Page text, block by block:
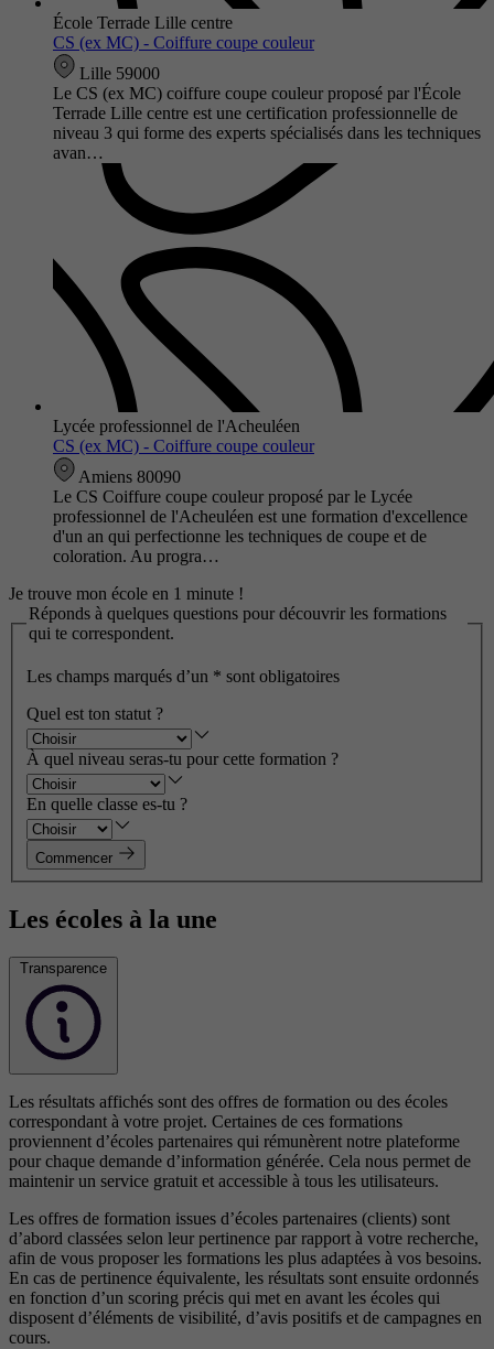
École Terrade Lille centre
CS (ex MC) - Coiffure coupe couleur
Lille 59000
Le CS (ex MC) coiffure coupe couleur proposé par l'École
Terrade Lille centre est une certification professionnelle de
niveau 3 qui forme des experts spécialisés dans les techniques
avan…
Lycée professionnel de l'Acheuléen
CS (ex MC) - Coiffure coupe couleur
Amiens 80090
Le CS Coiffure coupe couleur proposé par le Lycée
professionnel de l'Acheuléen est une formation d'excellence
d'un an qui perfectionne les techniques de coupe et de
coloration. Au progra…
Je trouve mon école en 1 minute !
Réponds à quelques questions pour découvrir les formations
qui te correspondent.
Les champs marqués d’un * sont obligatoires
Quel est ton statut ?
À quel niveau seras-tu pour cette formation ?
En quelle classe es-tu ?
Commencer
Les écoles à la une
Transparence
Les résultats affichés sont des offres de formation ou des écoles
correspondant à votre projet. Certaines de ces formations
proviennent d’écoles partenaires qui rémunèrent notre plateforme
pour chaque demande d’information générée. Cela nous permet de
maintenir un service gratuit et accessible à tous les utilisateurs.
Les offres de formation issues d’écoles partenaires (clients) sont
d’abord classées selon leur pertinence par rapport à votre recherche,
afin de vous proposer les formations les plus adaptées à vos besoins.
En cas de pertinence équivalente, les résultats sont ensuite ordonnés
en fonction d’un scoring précis qui met en avant les écoles qui
disposent d’éléments de visibilité, d’avis positifs et de campagnes en
cours.